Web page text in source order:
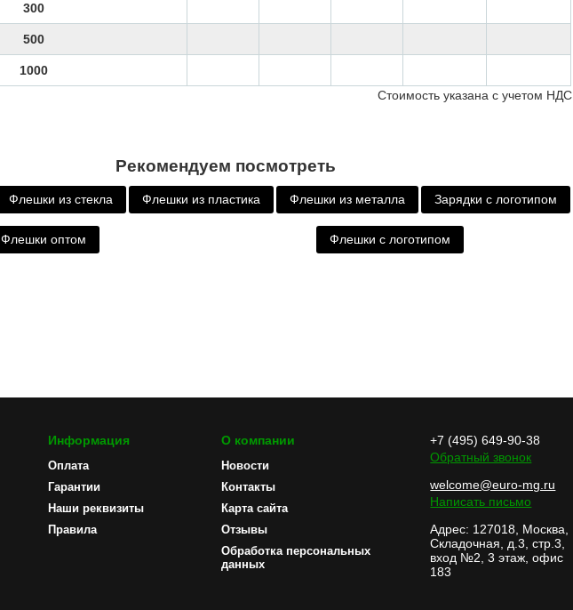
300
500
1000
Стоимость указана с учетом НДС
Рекомендуем посмотреть
Флешки из стекла Флешки из пластика Флешки из металла Зарядки с логотипом
Флешки оптом Флешки с логотипом
Информация
Оплата
Гарантии
Наши реквизиты
Правила
О компании
Новости
Контакты
Карта сайта
Отзывы
Обработка персональных
данных
+7 (495) 649-90-38
Обратный звонок
welcome@euro-mg.ru
Написать письмо
Адрес: 127018, Москва,
Складочная, д.3, стр.3,
вход №2, 3 этаж, офис
183